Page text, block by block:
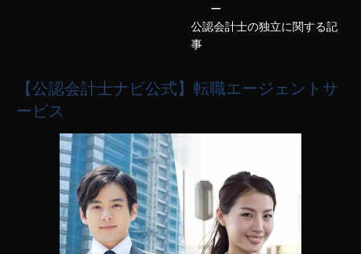
ー
公認会計士の独立に関する記
事
【公認会計士ナビ公式】転職エージェントサ
ービス